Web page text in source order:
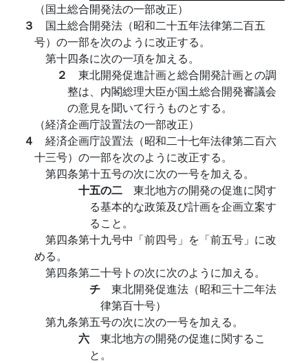
（国土総合開発法の一部改正）
３ 国土総合開発法（昭和二十五年法律第二百五
号）の一部を次のように改正する。
第十四条に次の一項を加える。
２ 東北開発促進計画と総合開発計画との調
整は、内閣総理大臣が国土総合開発審議会
の意見を聞いて行うものとする。
（経済企画庁設置法の一部改正）
４ 経済企画庁設置法（昭和二十七年法律第二百六
十三号）の一部を次のように改正する。
第四条第十五号の次に次の一号を加える。
十五の二 東北地方の開発の促進に関す
る基本的な政策及び計画を企画立案す
ること。
第四条第十九号中「前四号」を「前五号」に改
める。
第四条第二十号トの次に次のように加える。
チ 東北開発促進法（昭和三十二年法
律第百十号）
第九条第五号の次に次の一号を加える。
六 東北地方の開発の促進に関するこ
と。